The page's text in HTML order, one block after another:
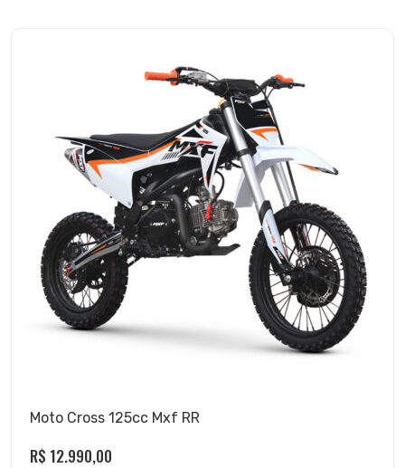
Moto Cross 125cc Mxf RR
R$ 12.990,00